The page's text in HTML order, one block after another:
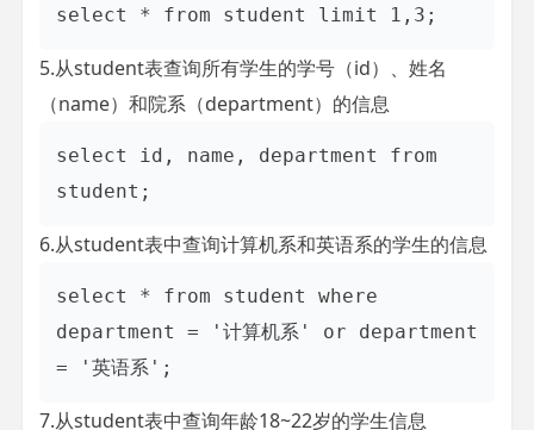
5.从student表查询所有学生的学号（id）、姓名
（name）和院系（department）的信息
select id, name, department from
6.从student表中查询计算机系和英语系的学生的信息
select * from student where
department = '计算机系' or department
7.从student表中查询年龄18~22岁的学生信息